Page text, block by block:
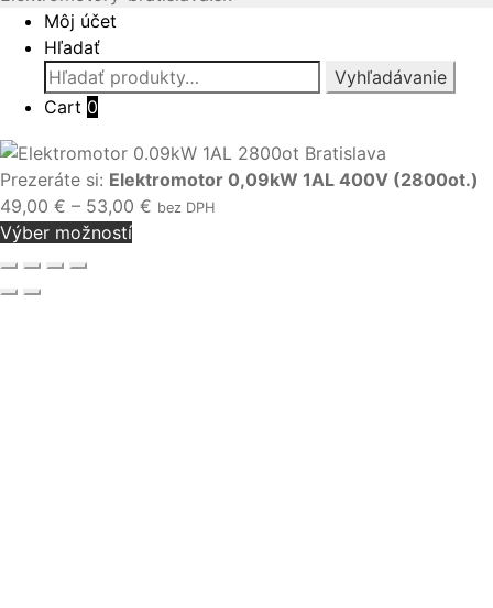
Môj účet
Hľadať
Hľadať:
Vyhľadávanie
Cart 0
Prezeráte si: Elektromotor 0,09kW 1AL 400V (2800ot.)
49,00 € – 53,00 € Price
bez DPH
Výber možností